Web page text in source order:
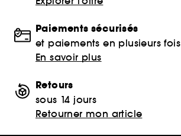
Paiements sécurisés
et paiements en plusieurs fois
En savoir plus
Retours
sous 14 jours
Retourner mon article